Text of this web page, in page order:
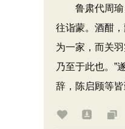
鲁肃代周瑜，
往诣蒙。酒酣
为一家，而关
乃至于此也。”
辞，陈启顾等